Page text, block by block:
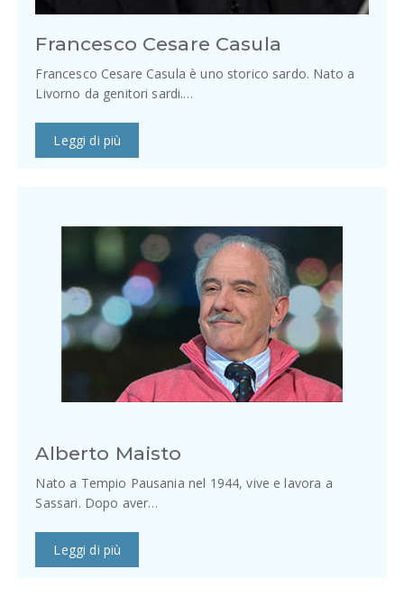
Francesco Cesare Casula
Francesco Cesare Casula è uno storico sardo. Nato a
Livorno da genitori sardi.…
Leggi di più
Alberto Maisto
Nato a Tempio Pausania nel 1944, vive e lavora a
Sassari. Dopo aver…
Leggi di più